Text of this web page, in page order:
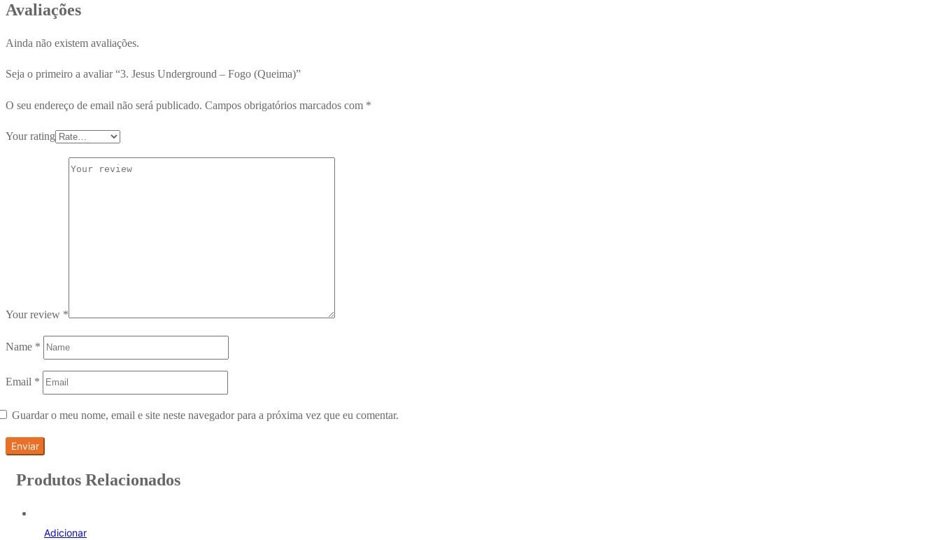
Avaliações
Ainda não existem avaliações.
Seja o primeiro a avaliar “3. Jesus Underground – Fogo (Queima)”
O seu endereço de email não será publicado. Campos obrigatórios marcados com *
Your rating
Your review *
Name *
Email *
Guardar o meu nome, email e site neste navegador para a próxima vez que eu comentar.
Produtos Relacionados
Adicionar